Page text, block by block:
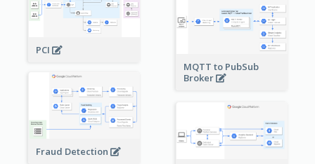
PCI
MQTT to PubSub
Broker
Fraud Detection